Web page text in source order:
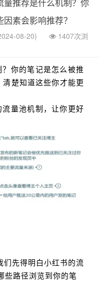
素会影响推荐？
08-20)
1407次浏
你的笔记是怎么被推
楚知道这些你才能更
量池机制，让你更好
们先得明白小红书的流
些路径浏览到你的笔